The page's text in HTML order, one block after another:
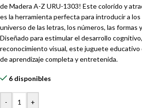
de Madera A-Z URU-1303! Este colorido y
es la herramienta perfecta para introducir a
universo de las letras, los números, las formas
Diseñado para estimular el desarrollo
reconocimiento visual, este juguete educativo
de aprendizaje completa y entretenida.
6 disponibles
- +